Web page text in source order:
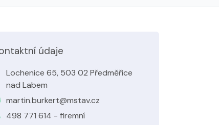
údaje
Lochenice 65, 503 02 Předměřice
nad Labem
martin.burkert@mstav.cz
498 771 614 - firemní